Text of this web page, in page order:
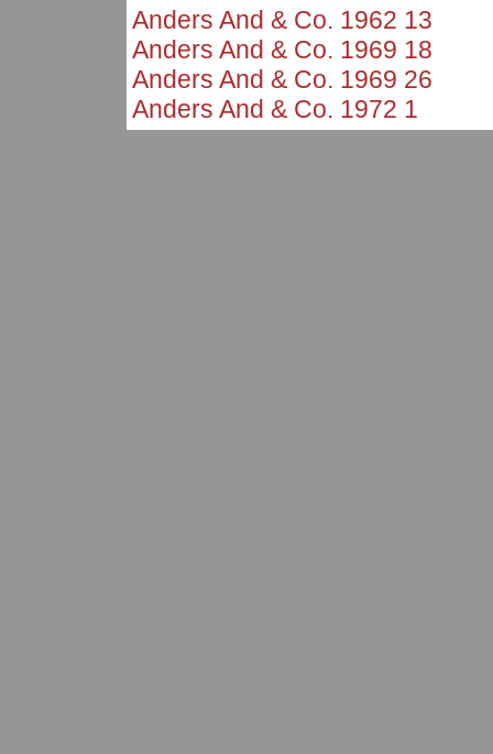
Anders And & Co. 1962 13
Anders And & Co. 1969 18
Anders And & Co. 1969 26
Anders And & Co. 1972 1